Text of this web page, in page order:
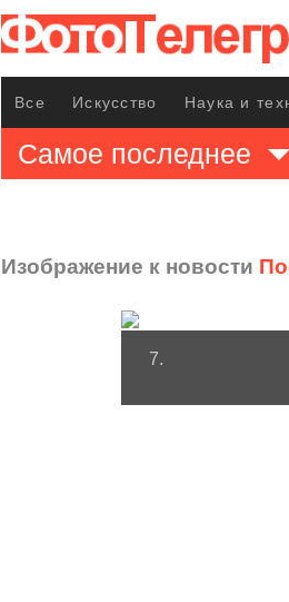
Все Искусство Наука и
Самое последнее
Изображение к новости
7.